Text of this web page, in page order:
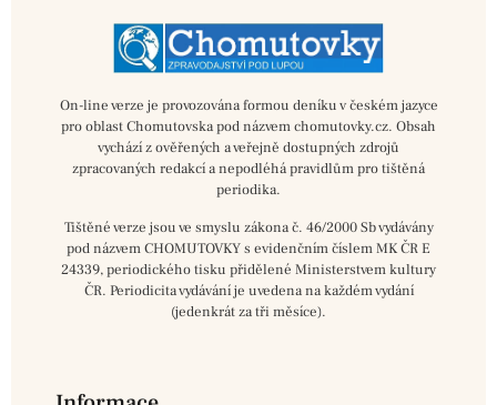
On-line verze je provozována formou deníku v českém jazyce
pro oblast Chomutovska pod názvem chomutovky.cz. Obsah
vychází z ověřených a veřejně dostupných zdrojů
zpracovaných redakcí a nepodléhá pravidlům pro tištěná
periodika.
Tištěné verze jsou ve smyslu zákona č. 46/2000 Sb vydávány
pod názvem CHOMUTOVKY s evidenčním číslem MK ČR E
24339, periodického tisku přidělené Ministerstvem kultury
ČR. Periodicita vydávání je uvedena na každém vydání
(jedenkrát za tři měsíce).